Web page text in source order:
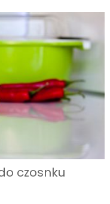
czosnku